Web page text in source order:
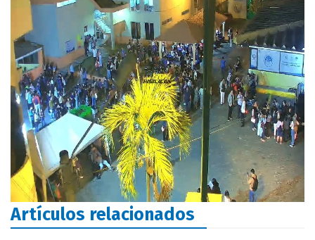
Artículos relacionados